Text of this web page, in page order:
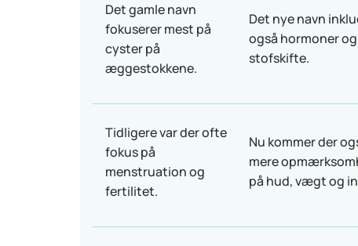
Det gamle navn
fokuserer mest på
cyster på
æggestokkene.
Det nye navn
også hormoner og
stofskifte.
Tidligere var der ofte
fokus på
menstruation og
fertilitet.
Nu kommer der
mere
på hud, vægt og